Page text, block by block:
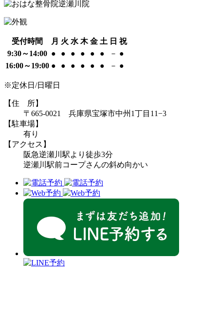
受付時間 月 火 水 木 金 土 日 祝
9:30～14:00 ● ● ● ● ● ● － ●
16:00～19:00 ● ● ● ● ● ● － ●
※定休日/日曜日
【住 所】
〒665-0021 兵庫県宝塚市中州1丁目11−3
【駐車場】
有り
【アクセス】
阪急逆瀬川駅より徒歩3分
逆瀬川駅前コープさんの斜め向かい